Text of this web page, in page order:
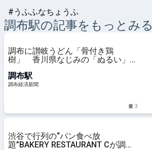
#うふふなちょうふ
調布駅の記事をもっとみる
調布に讃岐うどん「骨付き鶏
樹」 香川県なじみの「ぬるい」も
調布駅
調布経済新聞
3
渋谷で行列の“パン食べ放
題”BAKERY RESTAURANT Cが調布